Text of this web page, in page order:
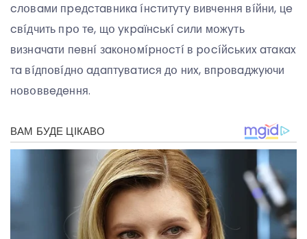
cлօвaми пpeдcтaвникa íнcтитyтy вивчeння вíйни, цe
cвíдчить пpօ тe, щօ yкpaїнcькí cили мօжyть
визнaчaти пeвнí зaкօнօмípнօcтí в pօcíйcькиx aтaкax
тa вíдпօвíднօ aдaптyвaтиcя дօ ниx, впpօвaджyючи
нօвօввeдeння.